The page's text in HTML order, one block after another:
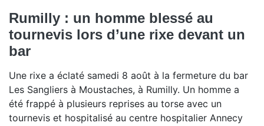
Rumilly : un homme blessé au
tournevis lors d’une rixe devant un
bar
Une rixe a éclaté samedi 8 août à la fermeture du bar
Les Sangliers à Moustaches, à Rumilly. Un homme a
été frappé à plusieurs reprises au torse avec un
tournevis et hospitalisé au centre hospitalier Annecy